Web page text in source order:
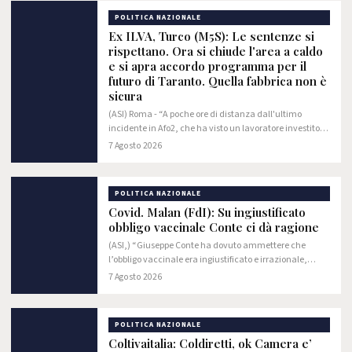
POLITICA NAZIONALE
Ex ILVA, Turco (M5S): Le sentenze si
rispettano. Ora si chiude l'area a caldo
e si apra accordo programma per il
futuro di Taranto. Quella fabbrica non è
sicura
(ASI) Roma - “A poche ore di distanza dall'ultimo
incidente in Afo2, che ha visto un lavoratore investito
da un muletto, è bene ricordare al Governo che le
7 Agosto 2026
POLITICA NAZIONALE
Covid. Malan (FdI): Su ingiustificato
obbligo vaccinale Conte ci dà ragione
(ASI,) “Giuseppe Conte ha dovuto ammettere che
l’obbligo vaccinale era ingiustificato e irrazionale,
come Fratelli d’Italia ha sempre sostenuto. Proprio lui,
7 Agosto 2026
POLITICA NAZIONALE
Coltivaitalia: Coldiretti, ok Camera e’